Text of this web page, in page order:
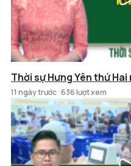
Thời sự Hưng Yên thứ
11 ngày trước 636 lượt xem